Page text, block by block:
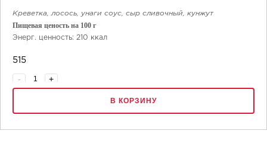
Креветка, лосось, унаги соус, сыр сливочный, кунжут
Пищевая ценость на 100 г
Энерг. ценность: 210 ккал
Жиры: 8 г
Углеводы: 27 г
515
- +
В КОРЗИНУ